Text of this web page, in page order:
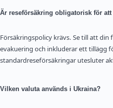
Är reseförsäkring obligatorisk för att
Försäkringspolicy krävs. Se till att
evakuering och inkluderar ett tillägg
standardreseförsäkringar utesluter
Vilken valuta används i Ukraina?